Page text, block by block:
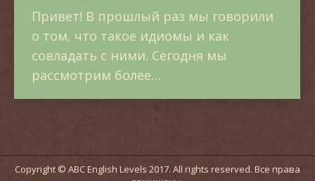
Привет! В прошлый раз мы говорили
о том, что такое идиомы и как
совладать с ними. Сегодня мы
рассмотрим более…
Copyright © ABC English Levels 2017. All rights reserved. Все права